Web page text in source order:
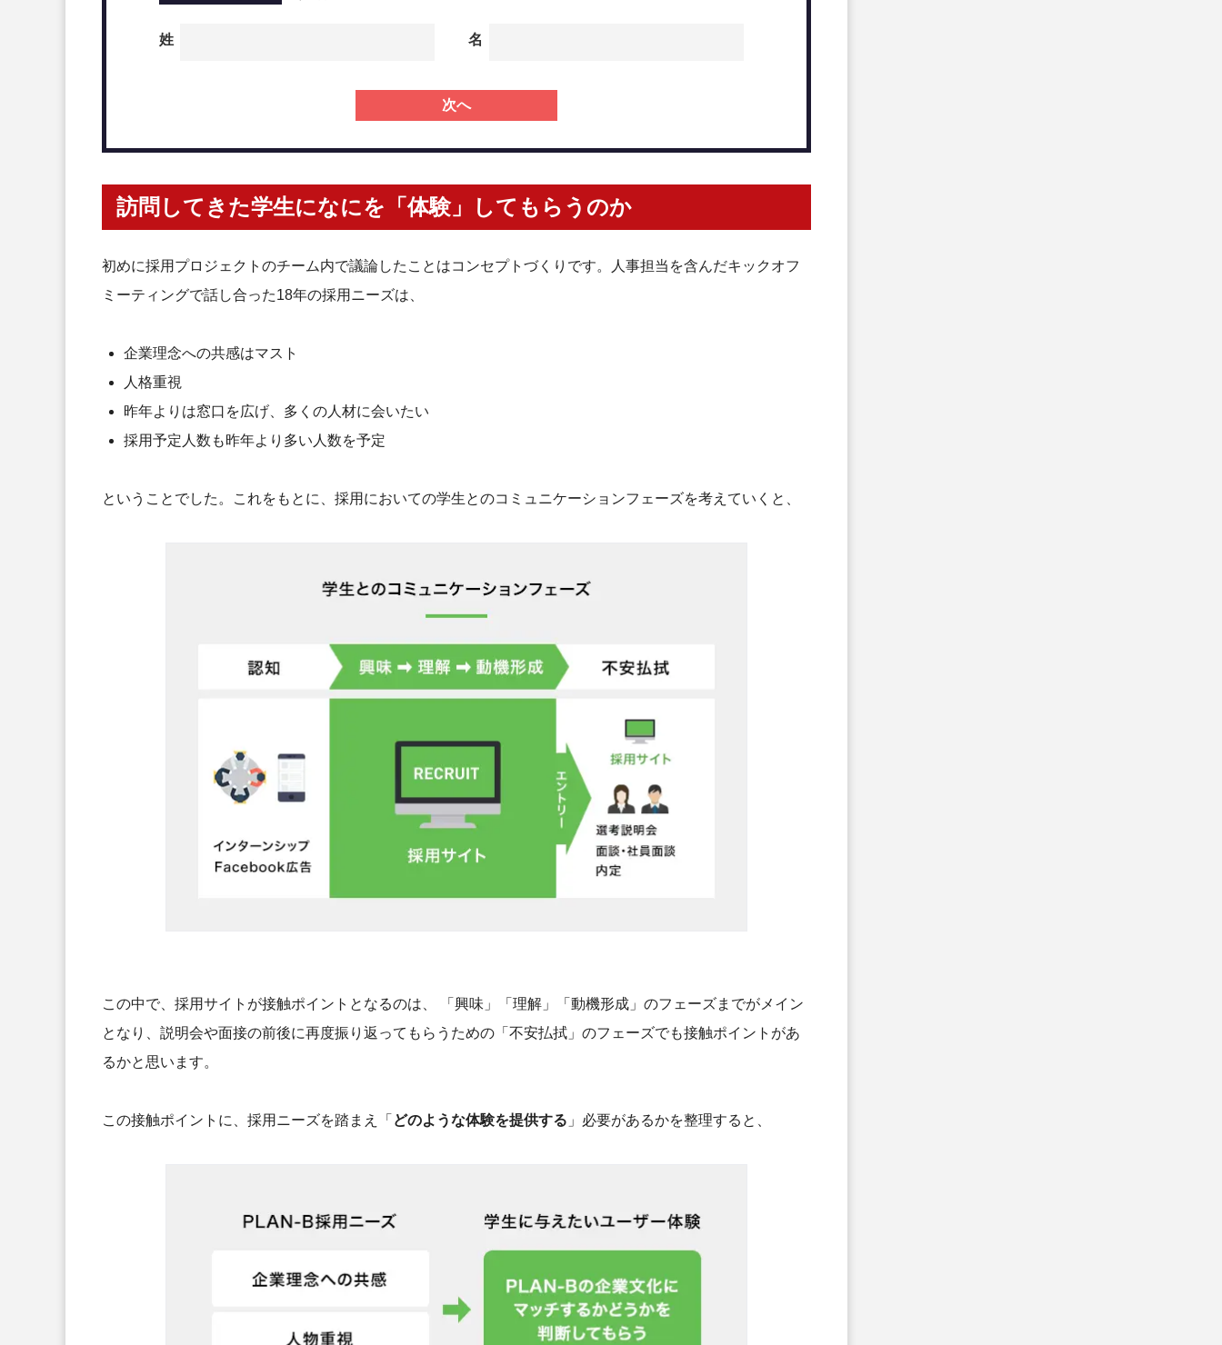
姓 名
次へ
訪問してきた学生になにを「体験」してもらうのか
初めに採用プロジェクトのチーム内で議論したことはコンセプトづくりです。人事担当を含んだキックオフ
ミーティングで話し合った18年の採用ニーズは、
企業理念への共感はマスト
人格重視
昨年よりは窓口を広げ、多くの人材に会いたい
採用予定人数も昨年より多い人数を予定
ということでした。これをもとに、採用においての学生とのコミュニケーションフェーズを考えていくと、
この中で、採用サイトが接触ポイントとなるのは、 「興味」「理解」「動機形成」のフェーズまでがメイン
となり、説明会や面接の前後に再度振り返ってもらうための「不安払拭」のフェーズでも接触ポイントがあ
るかと思います。
この接触ポイントに、採用ニーズを踏まえ「 どのような体験を提供する 」必要があるかを整理すると、